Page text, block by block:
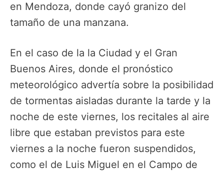
en Mendoza, donde cayó granizo del
tamaño de una manzana.
En el caso de la la Ciudad y el Gran
Buenos Aires, donde el pronóstico
meteorológico advertía sobre la posibilidad
de tormentas aisladas durante la tarde y la
noche de este viernes, los recitales al aire
libre que estaban previstos para este
viernes a la noche fueron suspendidos,
como el de Luis Miguel en el Campo de